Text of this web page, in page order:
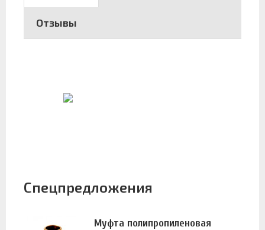
Отзывы
Спецпредложения
Муфта полипропиленовая